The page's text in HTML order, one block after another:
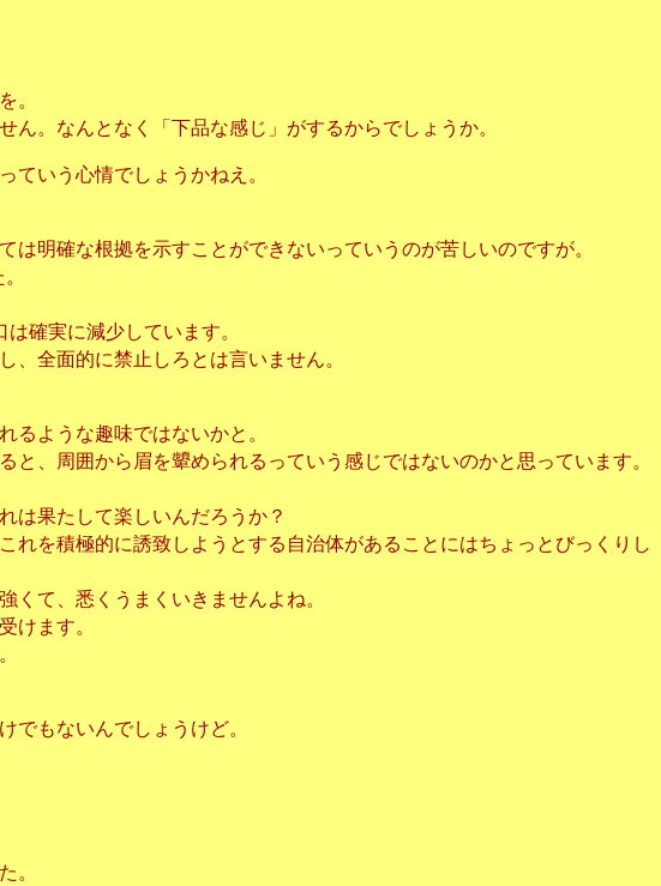
。
。なんとなく「下品な感じ」がするからでしょうか。
いう心情でしょうかねえ。
明確な根拠を示すことができないっていうのが苦しいのですが。
確実に減少しています。
全面的に禁止しろとは言いません。
ような趣味ではないかと。
、周囲から眉を顰められるっていう感じではないのかと思っています。
は果たして楽しいんだろうか？
を積極的に誘致しようとする自治体があることにはちょっとびっくりし
て、悉くうまくいきませんよね。
ます。
もないんでしょうけど。
。